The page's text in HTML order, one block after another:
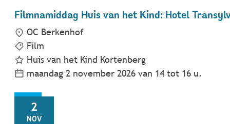
Filmnamiddag Huis van het Kind: Hotel
OC Berkenhof
Film
Huis van het Kind Kortenberg
maandag 2 november 2026 van 14 tot 16 u.
MA2
NOV